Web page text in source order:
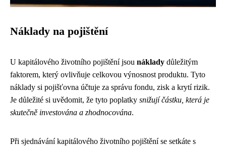
Náklady na pojištění
U kapitálového životního pojištění jsou náklady důležitým
faktorem, který ovlivňuje celkovou výnosnost produktu. Tyto
náklady si pojišťovna účtuje za správu fondu, zisk a krytí rizik.
Je důležité si uvědomit, že tyto poplatky snižují částku, která je
skutečně investována a zhodnocována.
Při sjednávání kapitálového životního pojištění se setkáte s